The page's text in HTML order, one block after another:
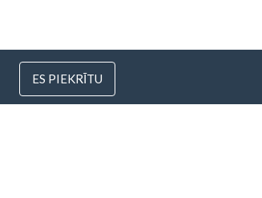
ES PIEKRĪTU